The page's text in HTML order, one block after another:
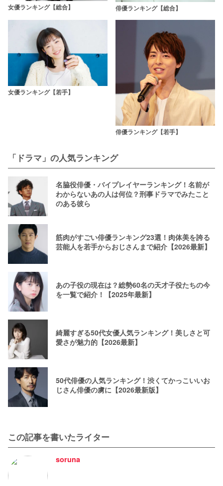
女優ランキング【総合】 俳優ランキング【総合】
女優ランキング【若手】
俳優ランキング【若手】
「ドラマ」の人気ランキング
名脇役俳優・バイプレイヤーランキング！名前が
わからないあの人は何位？刑事ドラマでみたこと
のある彼ら
筋肉がすごい俳優ランキング23選！肉体美を誇る
芸能人を若手からおじさんまで紹介【2026最新】
あの子役の現在は？総勢60名の天才子役たちの今
を一覧で紹介！【2025年最新】
綺麗すぎる50代女優人気ランキング！美しさと可
愛さが魅力的【2026最新】
50代俳優の人気ランキング！渋くてかっこいいお
じさん俳優の虜に【2026最新版】
この記事を書いたライター
soruna